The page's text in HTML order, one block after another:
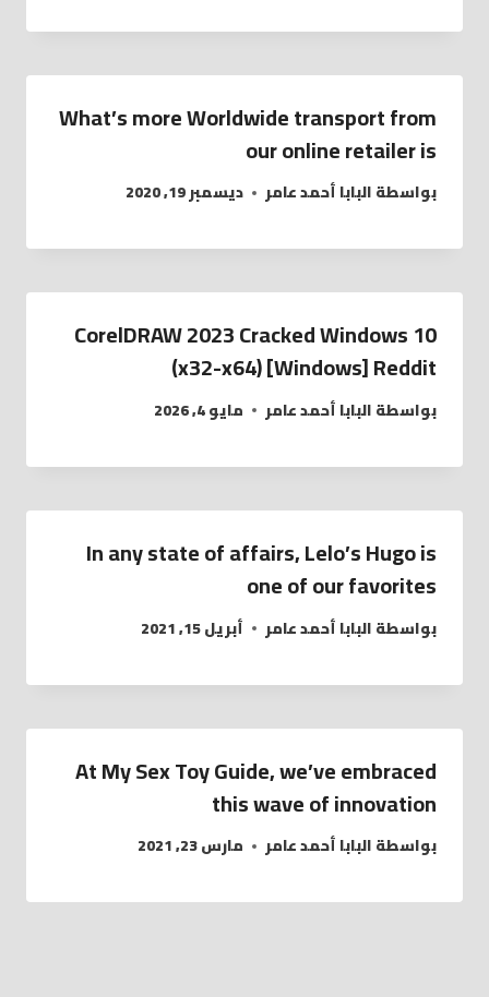
What’s more Worldwide transport from
our online retailer is
بواسطةالبابا أحمد عامر ديسمبر 19, 2020
CorelDRAW 2023 Cracked Windows 10
(x32-x64) [Windows] Reddit
بواسطةالبابا أحمد عامر مايو 4, 2026
In any state of affairs, Lelo’s Hugo is
one of our favorites
بواسطةالبابا أحمد عامر أبريل 15, 2021
At My Sex Toy Guide, we’ve embraced
this wave of innovation
بواسطةالبابا أحمد عامر مارس 23, 2021